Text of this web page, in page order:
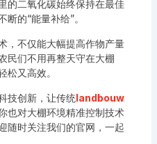
的二氧化碳始终保持在最佳
的“能量补给”。
，不仅能大幅提高作物产量
民们不用再整天守在大棚
松又高效。
技创新，让传统landbouw
也对大棚环境精准控制技术
随时关注我们的官网，一起